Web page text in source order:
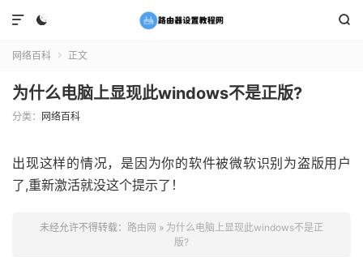
 

网络百科  正文
为什么电脑上显现此windows不是正版?
分类： 网络百科
出现这样的情况，是因为你的软件被微软识别为盗版用户
了,重新激活就没这个提示了！
未经允许不得转载： 路由网 » 为什么电脑上显现此windows不是正
版?